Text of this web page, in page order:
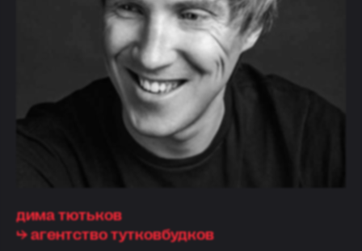
дима тютьков
⮡ агентство тутковбудков